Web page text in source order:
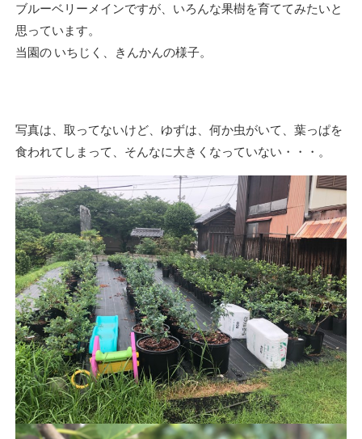
ブルーベリーメインですが、いろんな果樹を育ててみたいと
思っています。
当園の いちじく、きんかんの様子。
写真は、取ってないけど、ゆずは、何か虫がいて、葉っぱを
食われてしまって、そんなに大きくなっていない・・・。